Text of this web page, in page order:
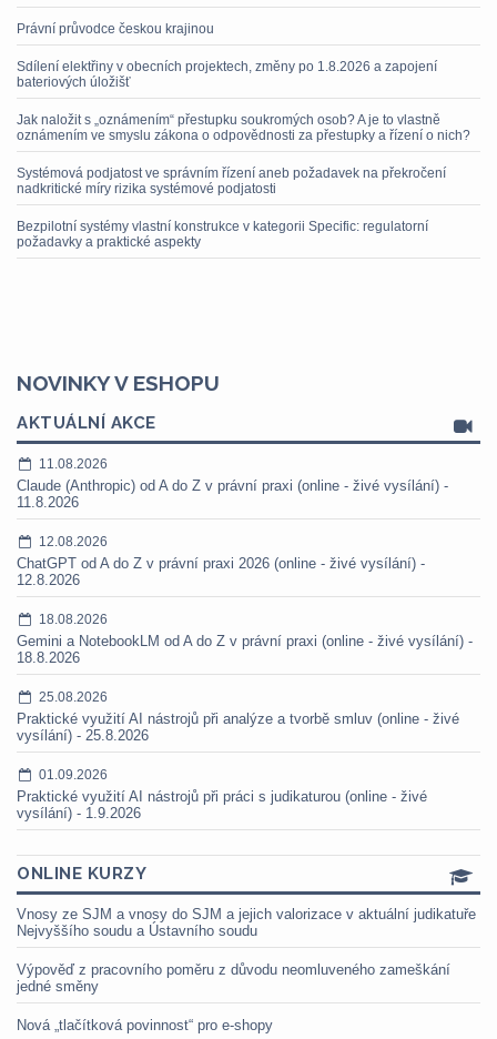
Právní průvodce českou krajinou
Sdílení elektřiny v obecních projektech, změny po 1.8.2026 a zapojení
bateriových úložišť
Jak naložit s „oznámením“ přestupku soukromých osob? A je to vlastně
oznámením ve smyslu zákona o odpovědnosti za přestupky a řízení o nich?
Systémová podjatost ve správním řízení aneb požadavek na překročení
nadkritické míry rizika systémové podjatosti
Bezpilotní systémy vlastní konstrukce v kategorii Specific: regulatorní
požadavky a praktické aspekty
NOVINKY V ESHOPU
AKTUÁLNÍ AKCE
11.08.2026
Claude (Anthropic) od A do Z v právní praxi (online - živé vysílání) -
11.8.2026
12.08.2026
ChatGPT od A do Z v právní praxi 2026 (online - živé vysílání) -
12.8.2026
18.08.2026
Gemini a NotebookLM od A do Z v právní praxi (online - živé vysílání) -
18.8.2026
25.08.2026
Praktické využití AI nástrojů při analýze a tvorbě smluv (online - živé
vysílání) - 25.8.2026
01.09.2026
Praktické využití AI nástrojů při práci s judikaturou (online - živé
vysílání) - 1.9.2026
ONLINE KURZY
Vnosy ze SJM a vnosy do SJM a jejich valorizace v aktuální judikatuře
Nejvyššího soudu a Ústavního soudu
Výpověď z pracovního poměru z důvodu neomluveného zameškání
jedné směny
Nová „tlačítková povinnost“ pro e-shopy